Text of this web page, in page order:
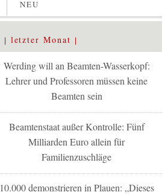
NEU
letzter Monat
Werding will an Beamten-Wasserkopf:
Lehrer und Professoren müssen keine
Beamten sein
Beamtenstaat außer Kontrolle: Fünf
Milliarden Euro allein für
Familienzuschläge
10.000 demonstrieren in Plauen: „Dieses